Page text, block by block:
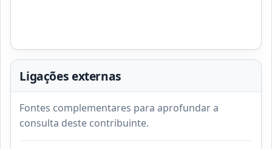
Ligações externas
Fontes complementares para aprofundar a
consulta deste contribuinte.